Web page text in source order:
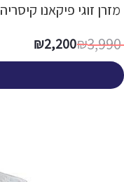
מזרן זוגי פיקאנו קיסריה
3,990
₪
2,200
₪